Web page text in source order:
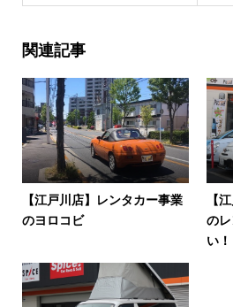
関連記事
【江戸川店】レンタカー事業
のヨロコビ
【
の
い！